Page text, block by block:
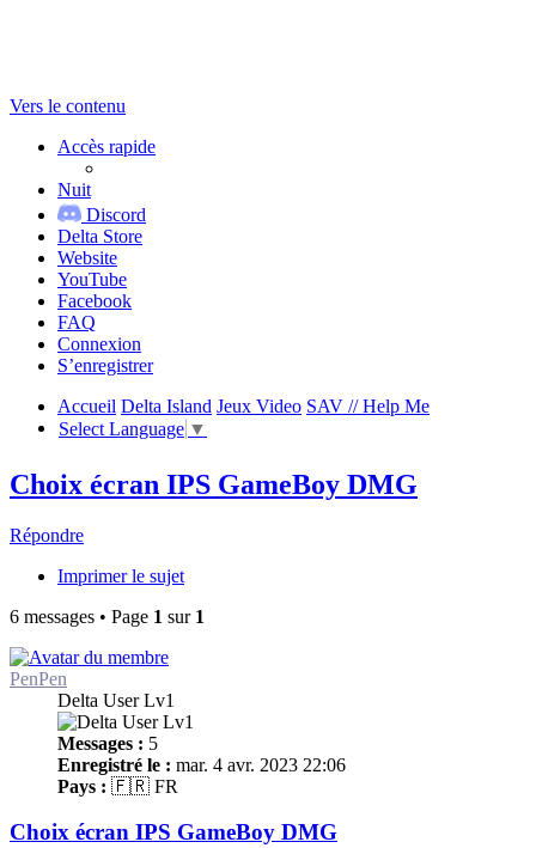
Vers le contenu
Accès rapide
Nuit
Discord
Delta Store
Website
YouTube
Facebook
FAQ
Connexion
S’enregistrer
Accueil Delta Island Jeux Video SAV // Help Me
Select Language ▼
Choix écran IPS GameBoy DMG
Répondre
Imprimer le sujet
6 messages • Page 1 sur 1
PenPen
Delta User Lv1
Messages : 5
Enregistré le : mar. 4 avr. 2023 22:06
Pays : 🇫🇷 FR
Choix écran IPS GameBoy DMG